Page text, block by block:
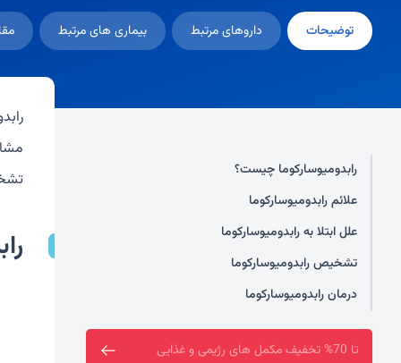
توضیحات داروهای مرتبط بیماری های مرتبط
رابدومیوسارکوما چیست؟
علائم رابدومیوسارکوما
علل ابتلا به رابدومیوسارکوما
تشخیص رابدومیوسارکوما
درمان رابدومیوسارکوما
فروشگاه سین سا افتتاح شد